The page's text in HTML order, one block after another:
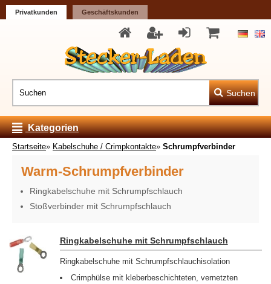
Privatkunden Geschäftskunden
Suchen
Kategorien
Startseite» Kabelschuhe / Crimpkontakte» Schrumpfverbinder
Warm-Schrumpfverbinder
Ringkabelschuhe mit Schrumpfschlauch
Stoßverbinder mit Schrumpfschlauch
Ringkabelschuhe mit Schrumpfschlauch
Ringkabelschuhe mit Schrumpfschlauchisolation
Crimphülse mit kleberbeschichteten, vernetzten